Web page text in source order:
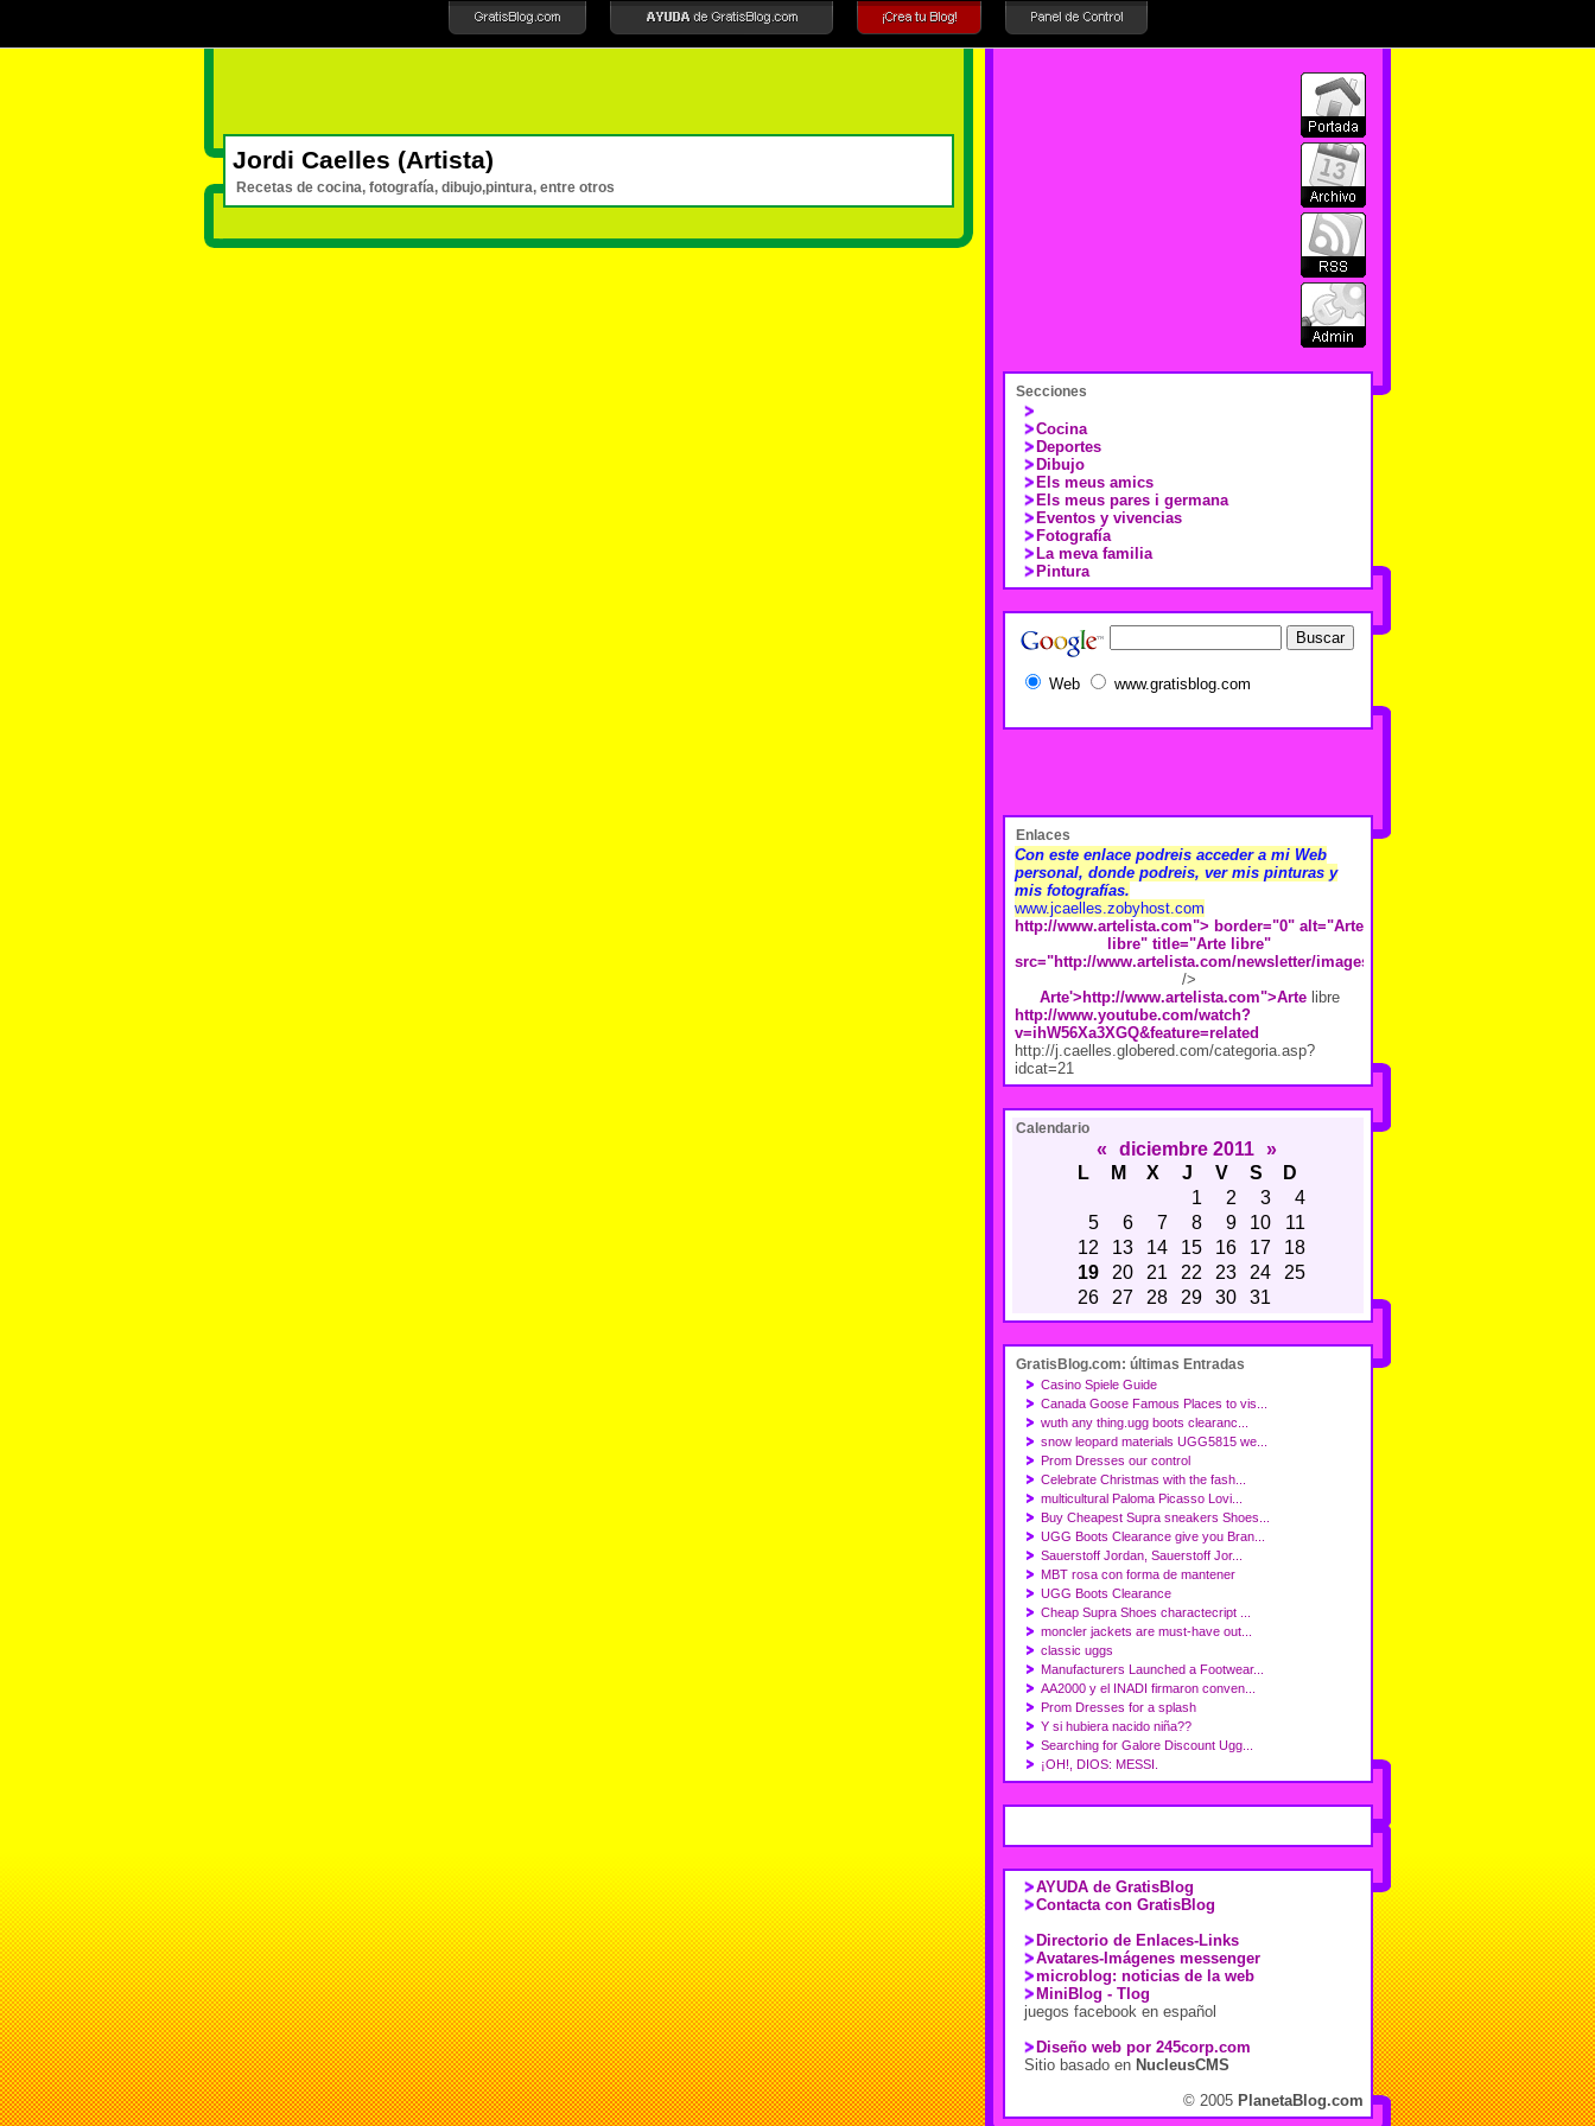
Jordi Caelles (Artista)
Recetas de cocina, fotografía, dibujo,pintura, entre otros
Secciones
Cocina
Deportes
Dibujo
Els meus amics
Els meus pares i germana
Eventos y vivencias
Fotografía
La meva familia
Pintura
Web www.gratisblog.com
Enlaces
Con este enlace podreis acceder a mi Web
personal, donde podreis, ver mis pinturas y
mis fotografías.
www.jcaelles.zobyhost.com
http://www.artelista.com"> border="0" alt="Arte
libre" title="Arte libre"
src="http://www.artelista.com/newsletter/images/repositorio/7/2/9/
/>
Arte'>http://www.artelista.com">Artelibre
http://www.youtube.com/watch?
v=ihW56Xa3XGQ&feature=related
http://j.caelles.globered.com/categoria.asp?
idcat=21
Calendario
« diciembre 2011 »
L
M X J V S
D
1
2 3
4
5
6 7 8 9 10
11
12
13 14 15 16 17
18
19
20 21 22 23 24
25
26
27 28 29 30 31
GratisBlog.com: últimas Entradas
Casino Spiele Guide
Canada Goose Famous Places to vis...
wuth any thing.ugg boots clearanc...
snow leopard materials UGG5815 we...
Prom Dresses our control
Celebrate Christmas with the fash...
multicultural Paloma Picasso Lovi...
Buy Cheapest Supra sneakers Shoes...
UGG Boots Clearance give you Bran...
Sauerstoff Jordan, Sauerstoff Jor...
MBT rosa con forma de mantener
UGG Boots Clearance
Cheap Supra Shoes charactecript ...
moncler jackets are must-have out...
classic uggs
Manufacturers Launched a Footwear...
AA2000 y el INADI firmaron conven...
Prom Dresses for a splash
Y si hubiera nacido niña??
Searching for Galore Discount Ugg...
¡OH!, DIOS: MESSI.
AYUDA de GratisBlog
Contacta con GratisBlog
Directorio de Enlaces-Links
Avatares-Imágenes messenger
microblog: noticias de la web
MiniBlog - Tlog
juegos facebook en español
Diseño web por 245corp.com
Sitio basado en NucleusCMS
© 2005 PlanetaBlog.com